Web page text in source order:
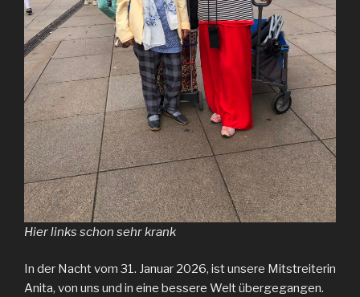
Hier links schon sehr krank
In der Nacht vom 31. Januar 2026, ist unsere Mitstreiterin
Anita, von uns und in eine bessere Welt übergegangen.